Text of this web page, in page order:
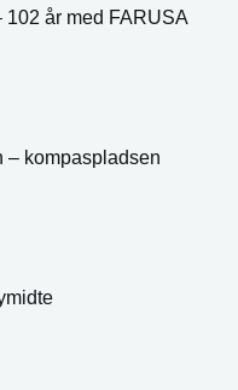
år med FARUSA
– kompaspladsen